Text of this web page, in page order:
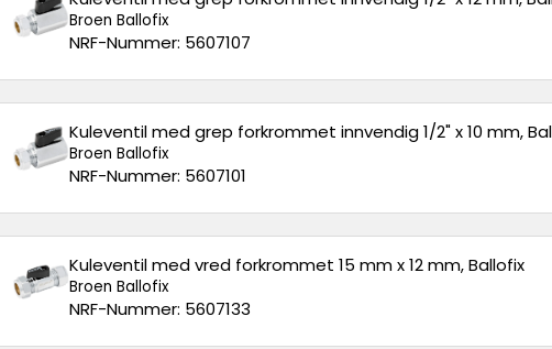
Broen Ballofix
NRF-Nummer: 5607107
Kuleventil med grep forkrommet innvendig 1/2" x 10 mm,
Broen Ballofix
NRF-Nummer: 5607101
Kuleventil med vred forkrommet 15 mm x 12 mm, Ballofix
Broen Ballofix
NRF-Nummer: 5607133